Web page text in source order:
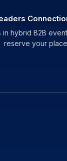
in hybrid B2B
reserve your